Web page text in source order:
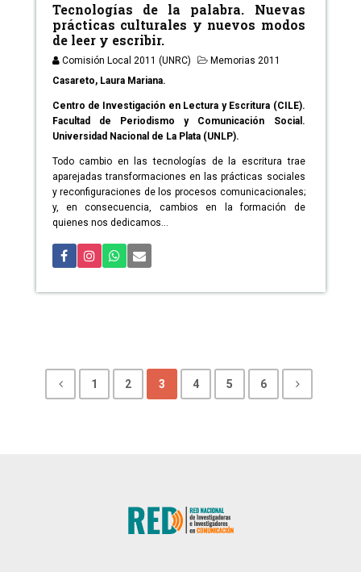
Tecnologías de la palabra. Nuevas
prácticas culturales y nuevos modos
de leer y escribir.
Comisión Local 2011 (UNRC)
Memorias 2011
Casareto, Laura Mariana.
Centro de Investigación en Lectura y Escritura (CILE).
Facultad de Periodismo y Comunicación Social.
Universidad Nacional de La Plata (UNLP).
Todo cambio en las tecnologías de la escritura trae
aparejadas transformaciones en las prácticas sociales
y reconfiguraciones de los procesos comunicacionales;
y, en consecuencia, cambios en la formación de
quienes nos dedicamos...
1 2 3 4 5 6